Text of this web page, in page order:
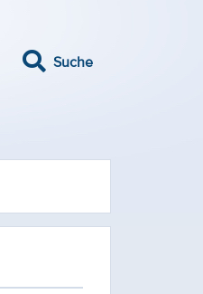
Suche